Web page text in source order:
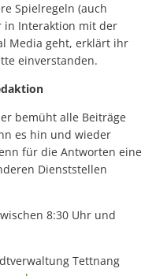
Spielregeln (auch
in Interaktion mit der
Media geht, erklärt ihr
einverstanden.
bemüht alle Beiträge
es hin und wieder
für die Antworten eine
Dienststellen
8:30 Uhr und
Tettnang